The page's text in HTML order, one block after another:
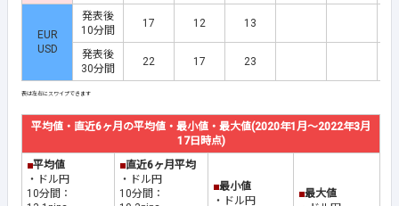
EUR
USD
発表後
10分間
17 12 13
発表後
30分間
22 17 23
平均値・直近6ヶ月の平均値・最小値・最大値(2020年1月～2022年3月
17日時点)
■平均値
・ドル円
10分間：
■直近6ヶ月平均
・ドル円
10分間：
■最小値
・ドル円
■最大値